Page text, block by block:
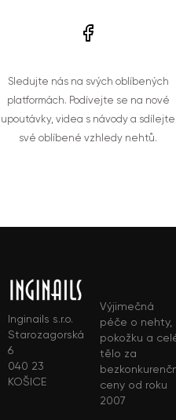
Sledujte nás na svých oblíbených
platformách. Podívejte se na nové
upoutávky, videa s návody a sdílejte
své oblíbené vzhledy nehtů.
Inginails s.r.o.
Starozagorská
6
040 23
KOŠICE
Výjimečná
péče o nehty,
pokožku a
tělo za
ceny od roku
2007